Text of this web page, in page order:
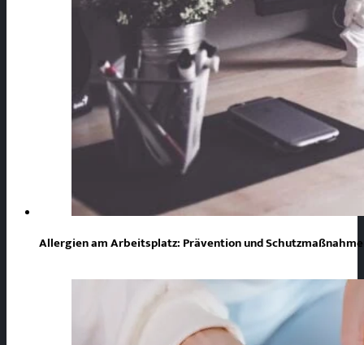
Allergien am Arbeitsplatz: Prävention und